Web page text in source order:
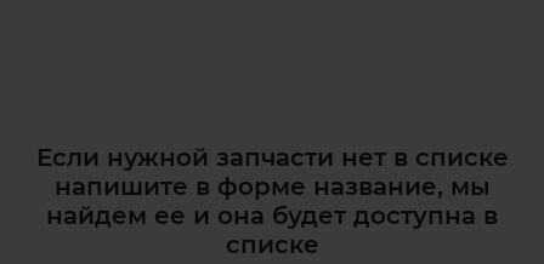
Если нужной запчасти нет в списке
напишите в форме название, мы
найдем ее и она будет доступна в
списке